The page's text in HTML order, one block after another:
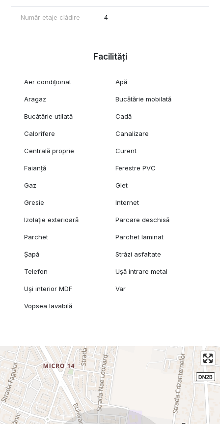
Număr etaje clădire 4
Facilități
Aer condiționat Apă
Aragaz Bucătărie mobilată
Bucătărie utilată Cadă
Calorifere Canalizare
Centrală proprie Curent
Faianță Ferestre PVC
Gaz Glet
Gresie Internet
Izolație exterioară Parcare deschisă
Parchet Parchet laminat
Șapă Străzi asfaltate
Telefon Ușă intrare metal
Uși interior MDF Var
Vopsea lavabilă